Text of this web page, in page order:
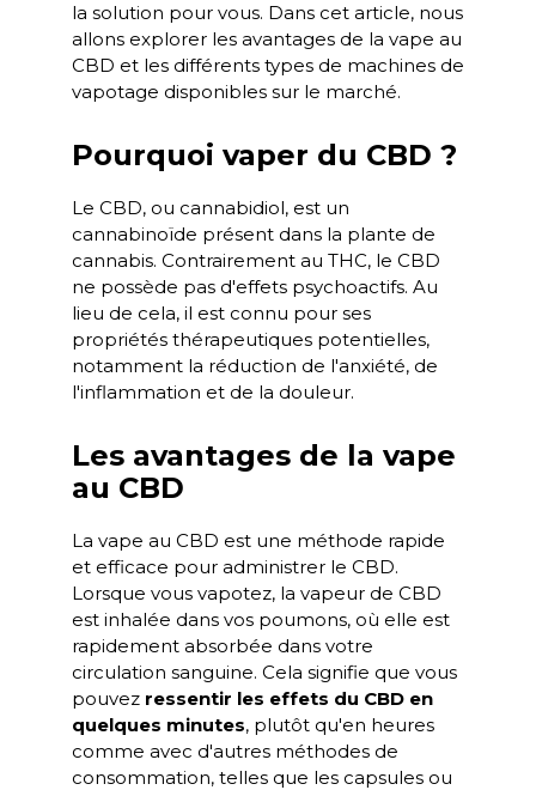
la solution pour vous. Dans cet article, nous
allons explorer les avantages de la vape au
CBD et les différents types de machines de
vapotage disponibles sur le marché.
Pourquoi vaper du CBD ?
Le CBD, ou cannabidiol, est un
cannabinoïde présent dans la plante de
cannabis. Contrairement au THC, le CBD
ne possède pas d'effets psychoactifs. Au
lieu de cela, il est connu pour ses
propriétés thérapeutiques potentielles,
notamment la réduction de l'anxiété, de
l'inflammation et de la douleur.
Les avantages de la vape
au CBD
La vape au CBD est une méthode rapide
et efficace pour administrer le CBD.
Lorsque vous vapotez, la vapeur de CBD
est inhalée dans vos poumons, où elle est
rapidement absorbée dans votre
circulation sanguine. Cela signifie que vous
pouvez ressentir les effets du CBD en
quelques minutes, plutôt qu'en heures
comme avec d'autres méthodes de
consommation, telles que les capsules ou